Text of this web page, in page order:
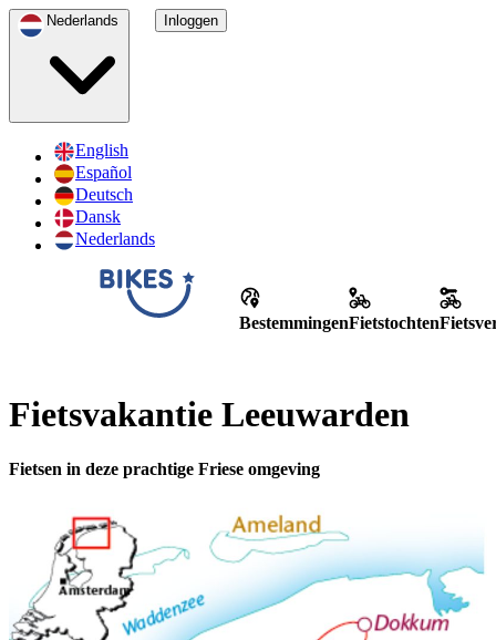
English
Español
Deutsch
Dansk
Nederlands
Inloggen
BestemmingenFietstochten
Fietsvakantie Leeuwarden
Fietsen in deze prachtige Friese omgeving